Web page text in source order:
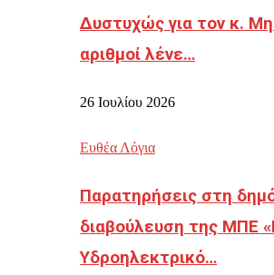
Δυστυχώς για τον κ.
αριθμοί λένε…
26 Ιουλίου 2026
Ευθέα Λόγια
Παρατηρήσεις στη
διαβούλευση της ΜΠΕ
Υδροηλεκτρικό…